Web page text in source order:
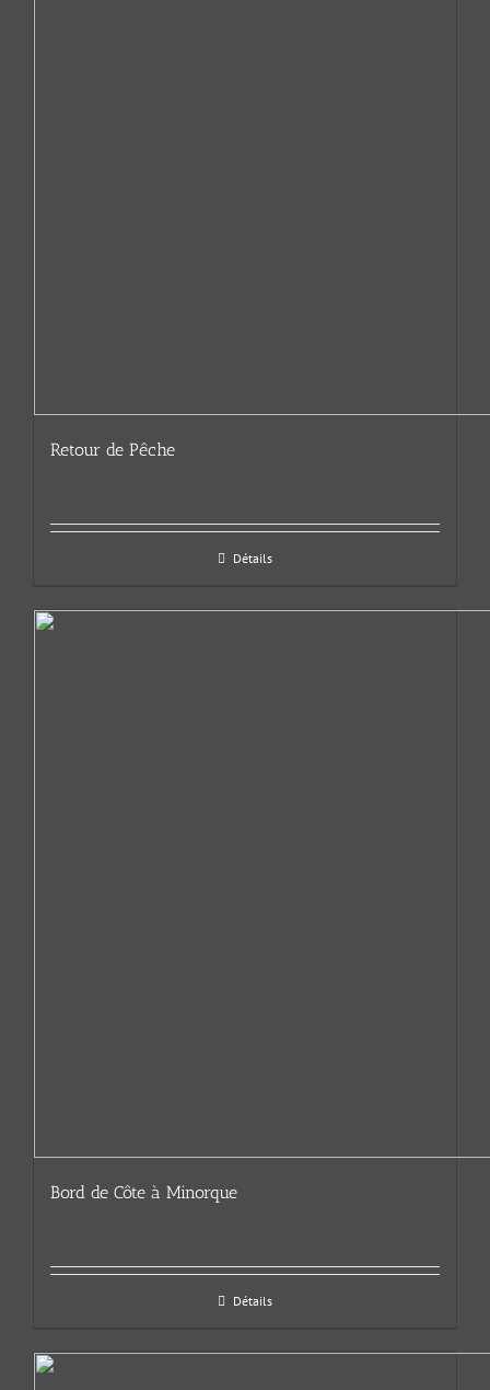
Retour de Pêche
Détails
Bord de Côte à Minorque
Détails